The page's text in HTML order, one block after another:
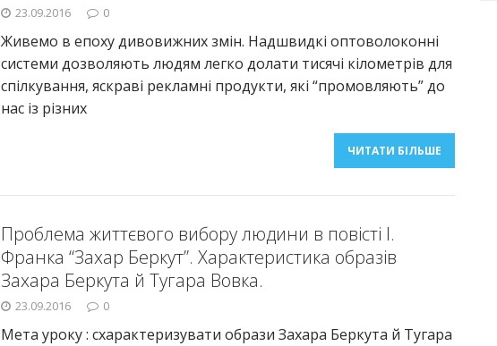
23.09.2016 0
Живемо в епоху дивовижних змін. Надшвидкі оптоволоконні
системи дозволяють людям легко долати тисячі кілометрів для
спілкування, яскраві рекламні продукти, які “промовляють” до
нас із різних
ЧИТАТИ БІЛЬШЕ
Проблема життєвого вибору людини в повісті І.
Франка “Захар Беркут”. Характерис­тика образів
Захара Беркута й Тугара Вовка.
23.09.2016 0
Мета уроку : схарактеризувати образи Захара Беркута й Тугара